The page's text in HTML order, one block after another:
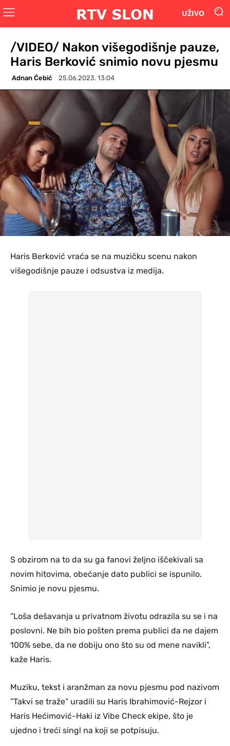
UŽIVO
/VIDEO/ Nakon višegodišnje pauze,
Haris Berković snimio novu pjesmu
Adnan Ćebić 25.06.2023. 13:04
Haris Berković vraća se na muzičku scenu nakon
višegodišnje pauze i odsustva iz medija.
S obzirom na to da su ga fanovi željno iščekivali sa
novim hitovima, obećanje dato publici se ispunilo.
Snimio je novu pjesmu.
”Loša dešavanja u privatnom životu odrazila su se i na
poslovni. Ne bih bio pošten prema publici da ne dajem
100% sebe, da ne dobiju ono što su od mene navikli”,
kaže Haris.
Muziku, tekst i aranžman za novu pjesmu pod nazivom
”Takvi se traže” uradili su Haris Ibrahimović-Rejzor i
Haris Hećimović-Haki iz Vibe Check ekipe, što je
ujedno i treći singl na koji se potpisuju.